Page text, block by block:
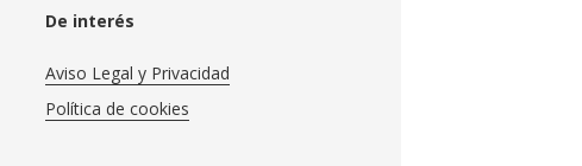
De interés
Aviso Legal y Privacidad
Política de cookies